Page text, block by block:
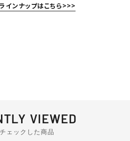
インナップはこちら>>>
VIEWED
ェックした商品